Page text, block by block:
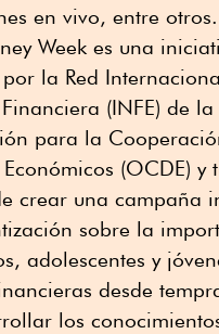
en vivo, entre otros.
Week es una
la Red
(INFE) de la
para la
(OCDE) y
crear una campaña
sobre la
adolescentes y
desde
los